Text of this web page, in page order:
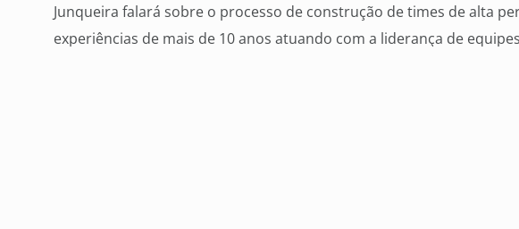
Junqueira falará sobre o processo de construção de times de alta
experiências de mais de 10 anos atuando com a liderança de